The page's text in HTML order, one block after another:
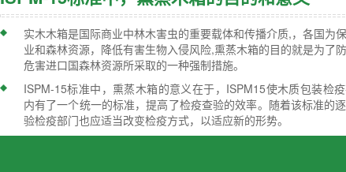
实木木箱是国际商业中林木害虫的重要载体和传播介质,，各国为
业和森林资源，降低有害生物入侵风险,熏蒸木箱的目的就是为了
危害进口国森林资源所采取的一种强制措施。
ISPM-15标准中，熏蒸木箱的意义在于，ISPM15使木质包装检
内有了一个统一的标准，提高了检疫查验的效率。随着该标准的
验检疫部门也应适当改变检疫方式，以适应新的形势。